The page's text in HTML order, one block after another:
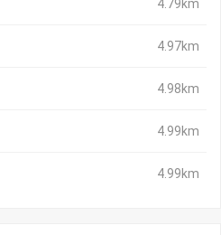
4.79km
4.97km
4.98km
4.99km
4.99km